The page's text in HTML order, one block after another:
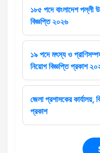
১৮৫ পদে বাংলাদেশ পল্লী
বিজ্ঞপ্তি ২০২৬
১৯ পদে মৎস্য ও
নিয়োগ বিজ্ঞপ্তি প্রকাশ
জেলা প্রশাসকের কার্যালয়,
প্রকাশ